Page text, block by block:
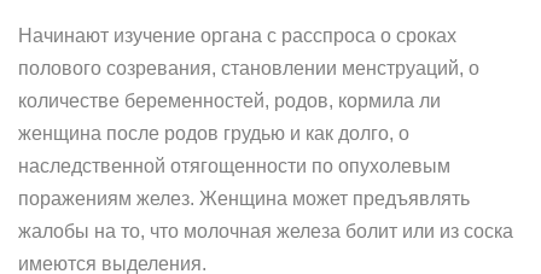
Начинают изучение органа с расспроса о сроках
полового созревания, становлении менструаций, о
количестве беременностей, родов, кормила ли
женщина после родов грудью и как долго, о
наследственной отягощенности по опухолевым
поражениям желез. Женщина может предъявлять
жалобы на то, что молочная железа болит или из соска
имеются выделения.